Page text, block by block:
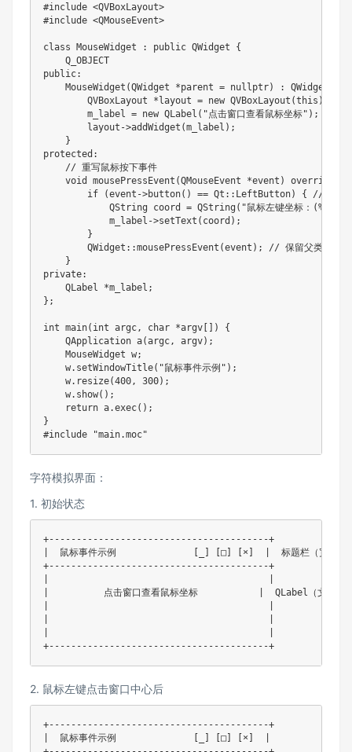
#include <QVBoxLayout>
#include <QMouseEvent>
class MouseWidget : public QWidget {
    Q_OBJECT
public:
MouseWidget(QWidget *parent = nullptr) :
        QVBoxLayout *layout = new QVBoxLayout(this);
        m_label = new QLabel("点击窗口查看鼠标坐标");
        layout->addWidget(m_label);
    }
protected:
    // 重写鼠标按下事件
    void mousePressEvent(QMouseEvent *event) override {
if (event->button() == Qt::LeftButton) { // 仅处
QString coord = QString("鼠标左键坐标：(%1,
            m_label->setText(coord);
        }
QWidget::mousePressEvent(event); // 保留父类默认行
    }
private:
    QLabel *m_label;
};
int main(int argc, char *argv[]) {
    QApplication a(argc, argv);
    MouseWidget w;
    w.setWindowTitle("鼠标事件示例");
    w.resize(400, 300);
    w.show();
    return a.exec();
}
#include "main.moc"
字符模拟界面：​
1. 初始状态
+----------------------------------------+
|  鼠标事件示例              [_] [□] [×]  |  标题栏（宽400像
+----------------------------------------+
|          点击窗口查看鼠标坐标           |  QLabel（文本居中
+----------------------------------------+
2. 鼠标左键点击窗口中心后
+----------------------------------------+
|  鼠标事件示例              [_] [□] [×]  |